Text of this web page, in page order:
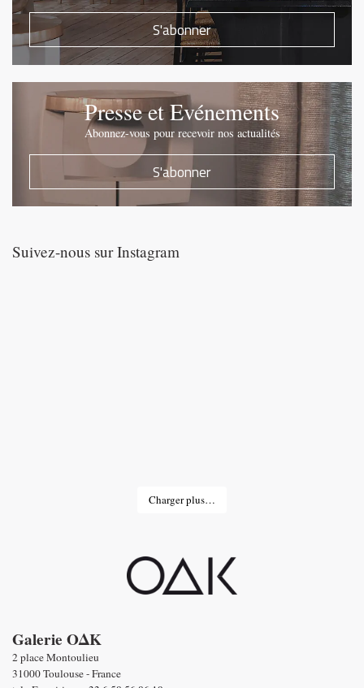
S'abonner
Presse et Evénements
Abonnez-vous pour recevoir nos actualités
S'abonner
Suivez-nous sur Instagram
Charger plus…
Galerie OΔK
2 place Montoulieu
31000 Toulouse - France